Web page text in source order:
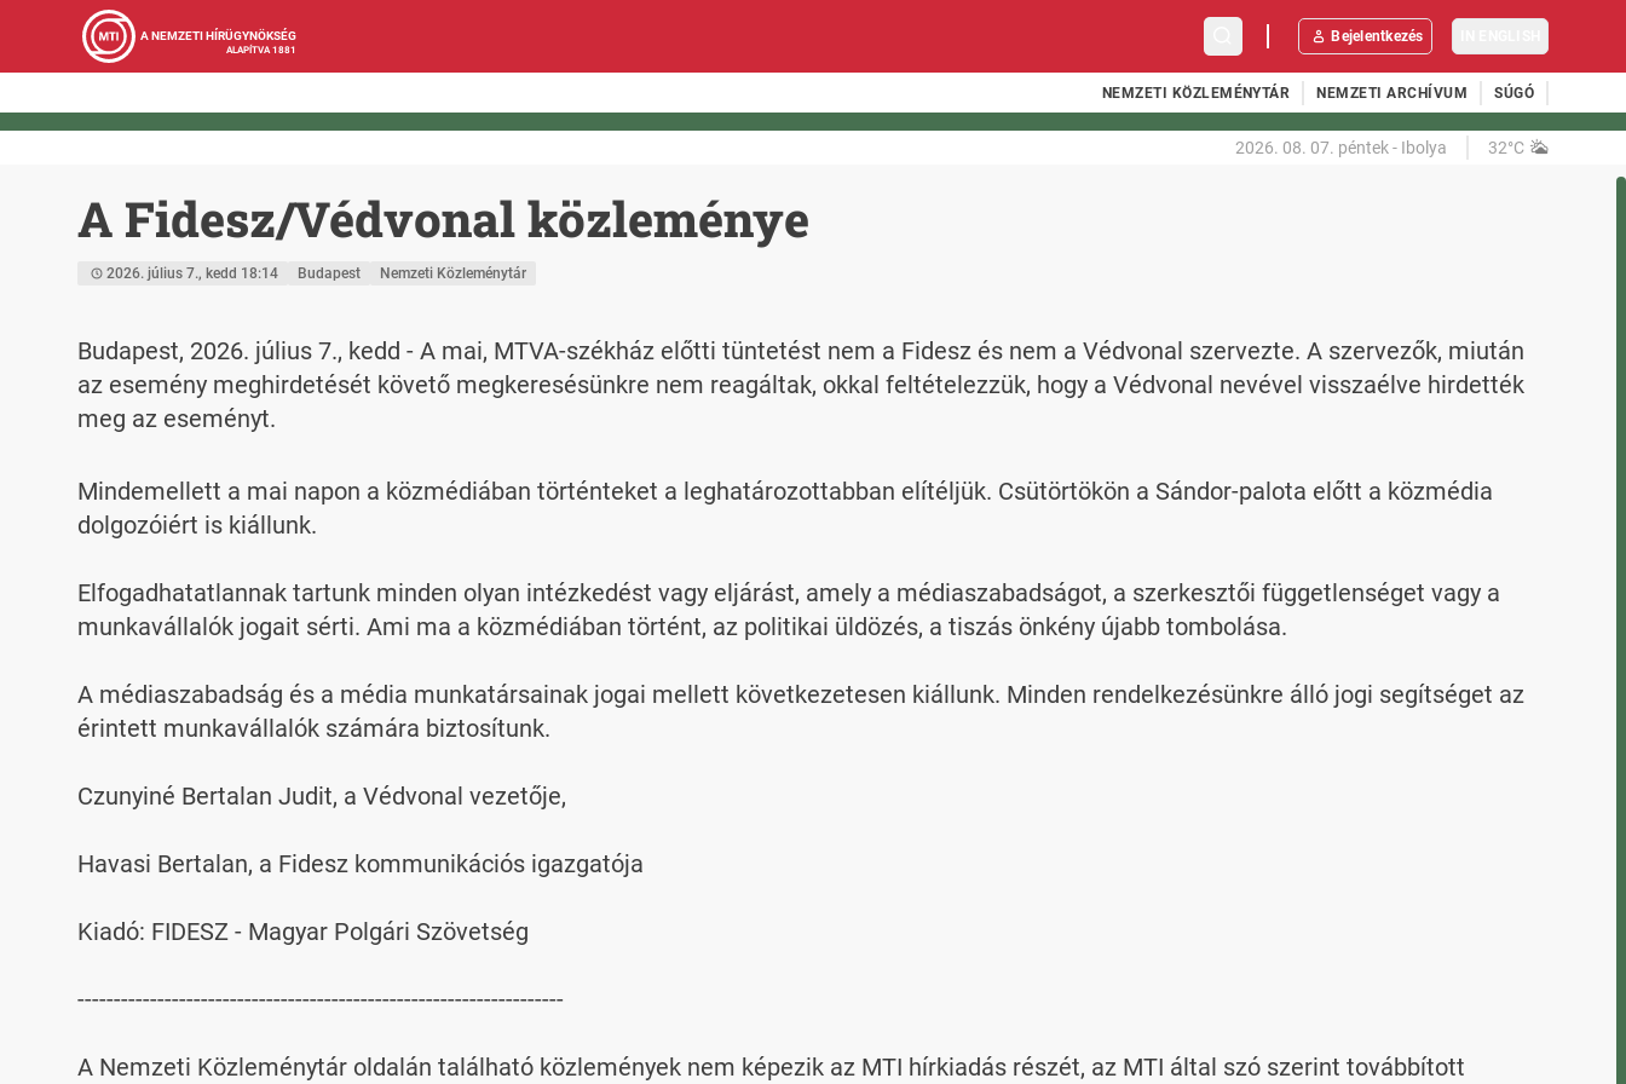
A NEMZETI HÍRÜGYNÖKSÉG
ALAPÍTVA 1881
Bejelentkezés
NEMZETI KÖZLEMÉNYTÁR NEMZETI ARCHÍVUM SÚGÓ
2026. 08. 07. péntek- Ibolya 32°C
A Fidesz/Védvonal közleménye
2026. július 7., kedd 18:14 Budapest Nemzeti Közleménytár
Budapest, 2026. július 7., kedd - A mai, MTVA-székház előtti tüntetést nem a Fidesz és nem a Védvonal szervezte. A szervezők, miután
az esemény meghirdetését követő megkeresésünkre nem reagáltak, okkal feltételezzük, hogy a Védvonal nevével visszaélve hirdették
meg az eseményt.
Mindemellett a mai napon a közmédiában történteket a leghatározottabban elítéljük. Csütörtökön a Sándor-palota előtt a közmédia
dolgozóiért is kiállunk.
Elfogadhatatlannak tartunk minden olyan intézkedést vagy eljárást, amely a médiaszabadságot, a szerkesztői függetlenséget vagy a
munkavállalók jogait sérti. Ami ma a közmédiában történt, az politikai üldözés, a tiszás önkény újabb tombolása.
A médiaszabadság és a média munkatársainak jogai mellett következetesen kiállunk. Minden rendelkezésünkre álló jogi segítséget az
érintett munkavállalók számára biztosítunk.
Czunyiné Bertalan Judit, a Védvonal vezetője,
Havasi Bertalan, a Fidesz kommunikációs igazgatója
Kiadó: FIDESZ - Magyar Polgári Szövetség
-------------------------------------------------------------------
A Nemzeti Közleménytár oldalán található közlemények nem képezik az MTI hírkiadás részét, az MTI által szó szerint továbbított